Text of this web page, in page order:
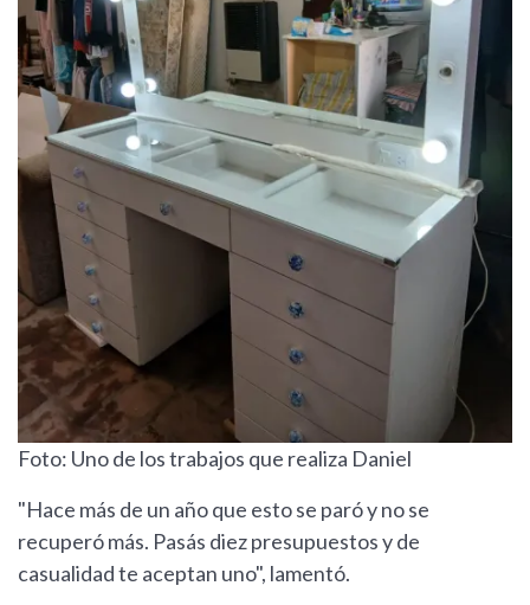
Foto: Uno de los trabajos que realiza Daniel
"Hace más de un año que esto se paró y no se
recuperó más. Pasás diez presupuestos y de
casualidad te aceptan uno", lamentó.